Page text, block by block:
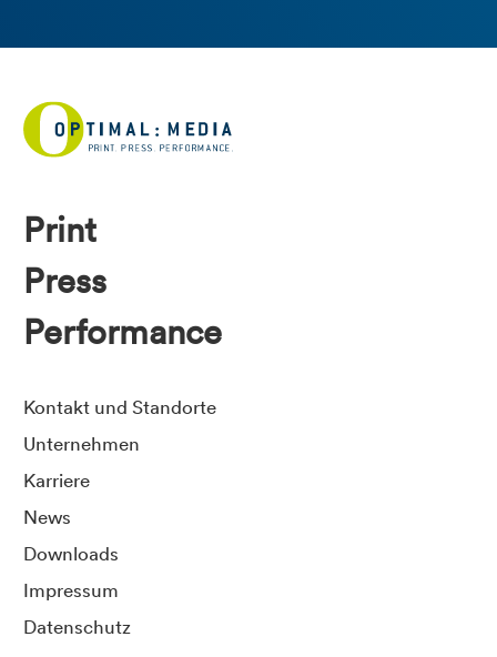
Print
Press
Performance
Kontakt und Standorte
Unternehmen
Karriere
News
Downloads
Impressum
Datenschutz